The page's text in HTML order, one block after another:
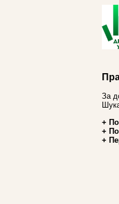
За
+
+
+